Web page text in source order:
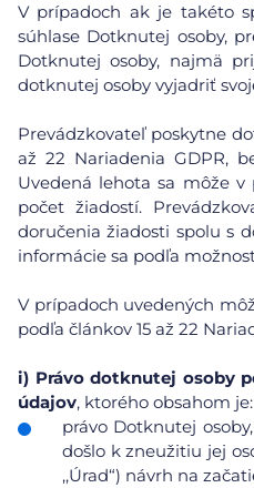
V prípadoch ak je takéto
súhlase Dotknutej osoby,
Dotknutej osoby, najmä
dotknutej osoby vyjadriť
Prevádzkovateľ poskytne
až 22 Nariadenia GDPR,
Uvedená lehota sa môže
počet žiadostí.
doručenia žiadosti spolu s
informácie sa podľa
V prípadoch uvedených
podľa článkov 15 až 22
i) Právo dotknutej osoby
údajov, ktorého obsahom je:
právo Dotknutej
došlo k zneužitiu jej
,,Úrad“) návrh na